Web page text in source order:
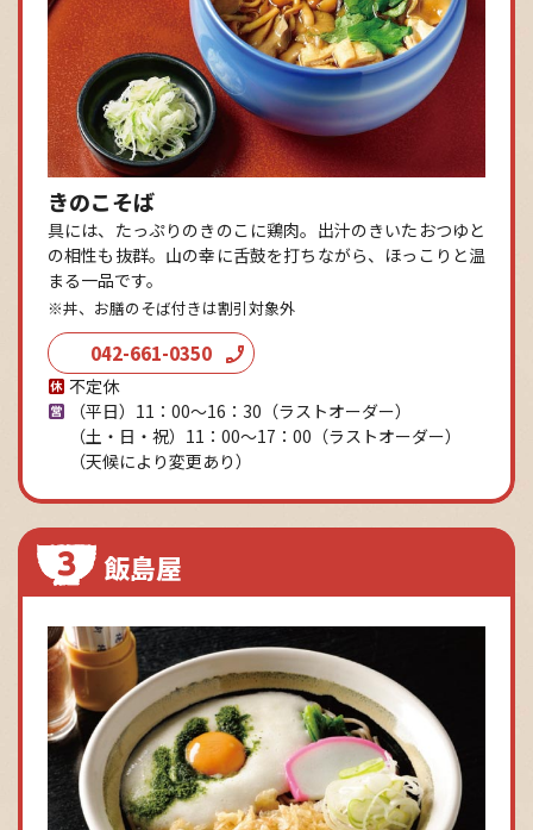
きのこそば
具には、たっぷりのきのこに鶏肉。出汁のきいたおつゆと
の相性も抜群。山の幸に舌鼓を打ちながら、ほっこりと温
まる一品です。
※丼、お膳のそば付きは割引対象外
042-661-0350
不定休
（平日）11：00～16：30 （ラストオーダー）
（土・日・祝）11：00～17：00 （ラストオーダー）
（天候により変更あり）
飯島屋